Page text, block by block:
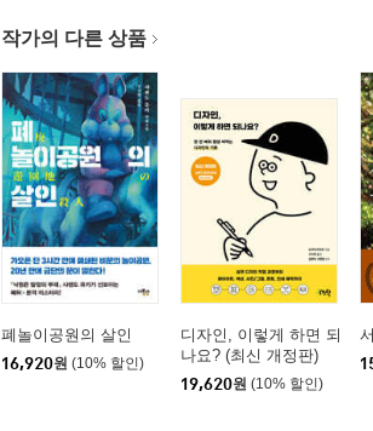
작가의 다른 상품
폐놀이공원의 살인
16,920원 (10% 할인)
디자인, 이렇게 하면 되
나요? (최신 개정판)
19,620원 (10% 할인)